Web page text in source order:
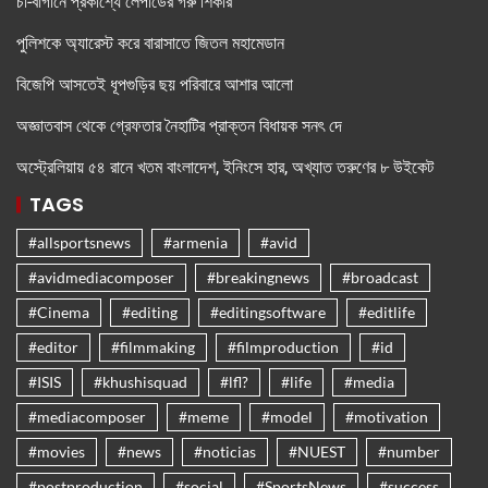
পুলিশকে অ্যারেস্ট করে বারাসাতে জিতল মহামেডান
বিজেপি আসতেই ধূপগুড়ির ছয় পরিবারে আশার আলো
অজ্ঞাতবাস থেকে গ্রেফতার নৈহাটির প্রাক্তন বিধায়ক সনৎ দে
অস্ট্রেলিয়ায় ৫৪ রানে খতম বাংলাদেশ, ইনিংসে হার, অখ্যাত তরুণের ৮ উইকেট
TAGS
#allsportsnews #armenia
#avid
#avidmediacomposer
#breakingnews
#broadcast
#Cinema
#editing #editingsoftware
#editlife
#editor
#filmmaking #filmproduction
#id
#ISIS
#khushisquad #lfl? #life
#media
#mediacomposer
#meme #model
#motivation
#movies
#news #noticias #NUEST
#number